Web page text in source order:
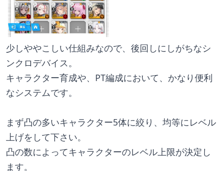
少しややこしい仕組みなので、後回しにしがちなシ
ンクロデバイス。
キャラクター育成や、PT編成において、かなり便利
なシステムです。
まず凸の多いキャラクター5体に絞り、均等にレベル
上げをして下さい。
凸の数によってキャラクターのレベル上限が決定し
ます。